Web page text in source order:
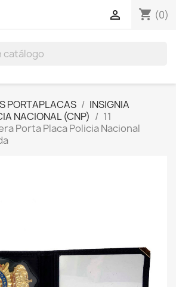
shopping_cart (0)

PORTAPLACAS
INSIGNIA
NACIONAL (CNP)
11
Porta Placa Policia Nacional